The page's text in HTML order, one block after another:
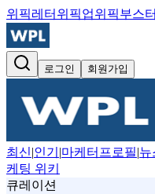
위픽레터 위픽업위픽부스터
로그인 회원가입
최신|인기 |마케터프로필|뉴
케팅 위키
큐레이션